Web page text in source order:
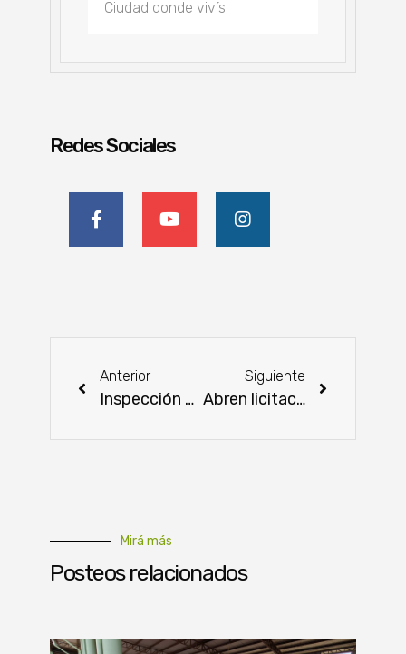
Redes Sociales
Anterior
Inspección de los daños ocasionados por el incendio en la Reserva Banco San Miguel para estrategias de regeneración natural
Siguiente
Abren licitación para construcción de 20 nuevos centros de atención integral a la primera infancia
Mirá más
Posteos relacionados